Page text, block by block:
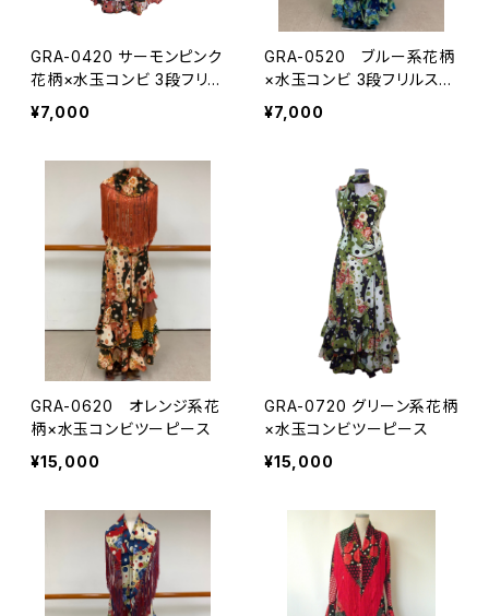
GRA-0420 サーモンピンク
花柄×水玉コンビ 3段フリル
スカート
¥7,000
GRA-0520 ブルー系花柄
×水玉コンビ 3段フリルスカ
ート
¥7,000
GRA-0620 オレンジ系花
柄×水玉コンビツーピース
¥15,000
GRA-0720 グリーン系花柄
×水玉コンビツーピース
¥15,000